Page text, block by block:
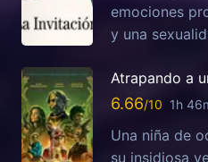
emociones
y una
Atrapando a
6.66 1h
Una niña de
su insidiosa